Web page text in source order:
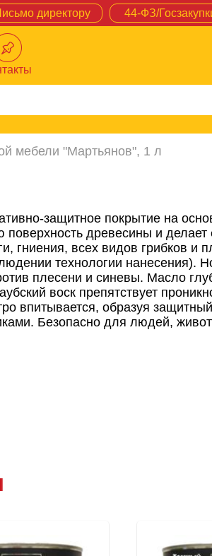
44-ФЗ/
директору
мебели "Мартьянов", 1 л
защитное покрытие на
поверхность древесины и делает
гниения, всех видов грибков и
технологии нанесения).
плесени и синевы. Масло
воск препятствует
впитывается, образуя
Безопасно для людей,